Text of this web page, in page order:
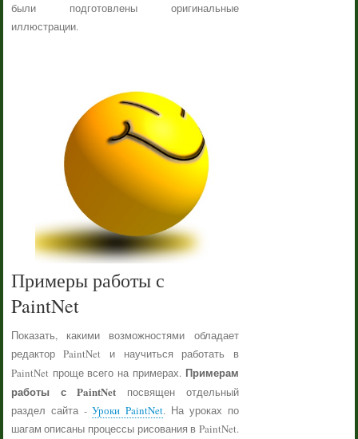
были подготовлены оригинальные
иллюстрации.
Примеры работы с
PaintNet
Показать, какими возможностями обладает
редактор PaintNet и научиться работать в
PaintNet проще всего на примерах. Примерам
работы с PaintNet посвящен отдельный
раздел сайта -Уроки PaintNet. На уроках по
шагам описаны процессы рисования в PaintNet.